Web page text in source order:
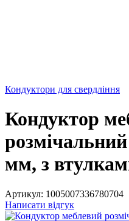
Кондуктори для свердління
Кондуктор
мм, з
Артикул: 1005007336780704
Написати відгук